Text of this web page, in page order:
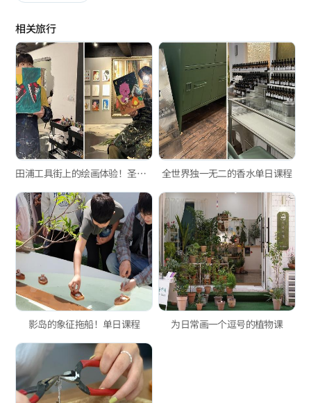
相关旅行
田浦工具街上的绘画体验！圣水美术馆釜山西面店 全世界独一无二的香水单日课程
影岛的象征拖船！单日课程 为日常画一个逗号的植物课